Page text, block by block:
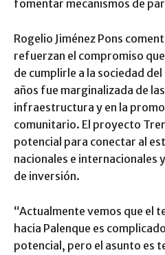
fomentar mecanismos de
Rogelio Jiménez Pons
refuerzan el compromiso
de cumplirle a la sociedad
años fue marginalizada de
infraestructura y en la
comunitario. El proyecto
potencial para conectar al
nacionales e internacionales
de inversión.
“Actualmente vemos que el
hacia Palenque es
potencial, pero el asunto es